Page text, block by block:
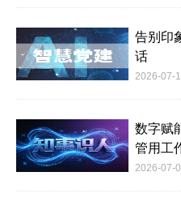
告别印
话
2026-07-
数字赋
管用工
2026-07-